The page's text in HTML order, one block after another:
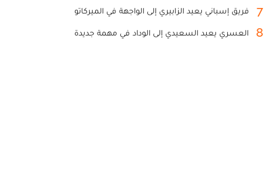
7 فريق إسباني يعيد الزابيري إلى الواجهة في الميركاتو
8 العسري يعيد السعيدي إلى الوداد في مهمة جديدة